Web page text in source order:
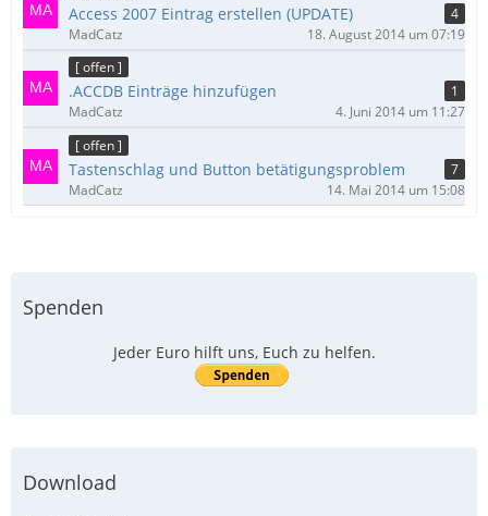
Access 2007 Eintrag erstellen (UPDATE)
4
MadCatz
18. August 2014 um 07:19
[ offen ]
.ACCDB Einträge hinzufügen
1
MadCatz
4. Juni 2014 um 11:27
[ offen ]
Tastenschlag und Button betätigungsproblem
7
MadCatz
14. Mai 2014 um 15:08
Spenden
Jeder Euro hilft uns, Euch zu helfen.
Download